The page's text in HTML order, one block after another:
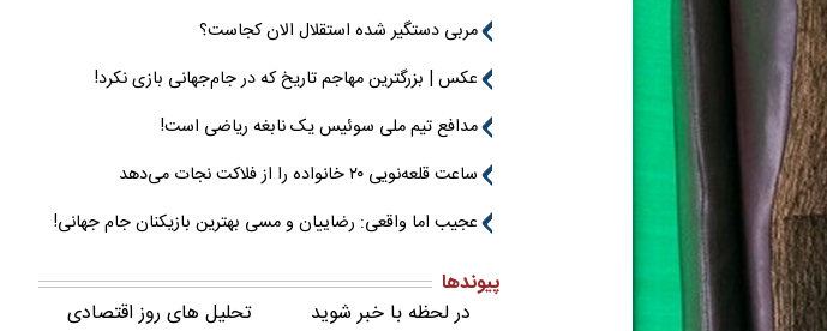
مربی دستگیر شده استقلال الان کجاست؟
عکس | بزرگترین مهاجم تاریخ که در جام‌جهانی بازی نکرد!
مدافع تیم ملی سوئیس یک نابغه ریاضی است!
ساعت قلعه‌نویی ۲۰ خانواده را از فلاکت نجات می‌دهد
عجیب اما واقعی: رضاییان و مسی بهترین بازیکنان جام جهانی!
پیوندها
در لحظه با خبر شوید
تحلیل های روز اقتصادی